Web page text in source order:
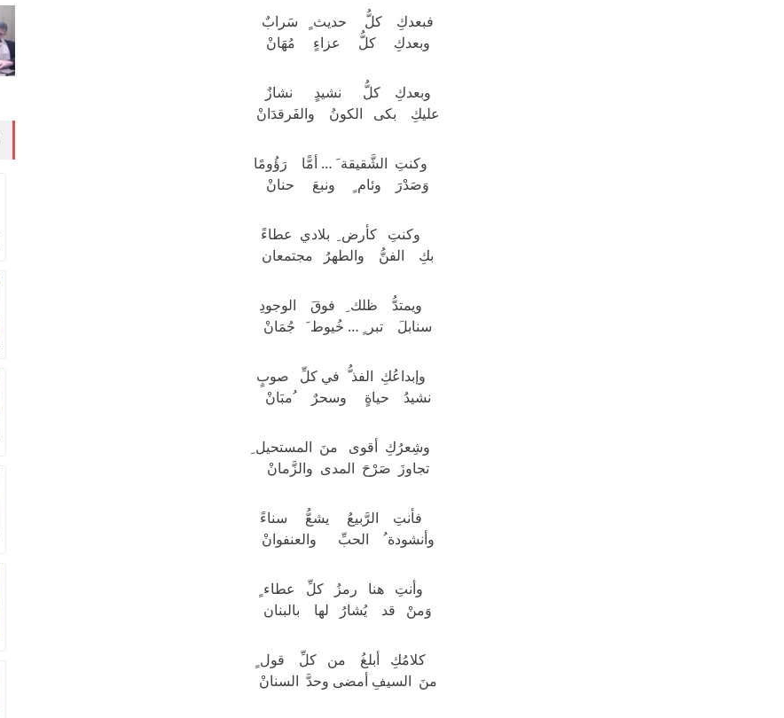
فبعدكِ كلُّ حديث ٍ سَرابٌ
وبعدكِ كلُّ عزاءٍ مُهَانْ
وبعدكِ كلُّ نشيدٍ نشازٌ
عليكِ بكى الكونُ والفَرقدَانْ
وكنتِ الشَّقيقة َ … أمًّا رَؤُومًا
وَصَدْرَ وئام ٍ ونبعَ حنانْ
وكنتِ كأرض ِ بلادي عطاءً
بكِ الفنُّ والطهرُ مجتمعان
ويمتدُّ ظلك ِ فوقَ الوجودِ
سنابلَ تبر ٍ … خُيوط َ جُمَانْ
وإبداعُكِ الفذ ُّ في كلِّ صوبٍ
نشيدُ حياةٍ وسحرٌ ُمبَانْ
وشِعرُكِ أقوى منَ المستحيل ِ
تجاوزَ صَرْحَ المدى والزَّمانْ
فأنتِ الرَّبيعُ يشعُّ سناءً
وأنشودة ُ الحبِّ والعنفوانْ
وأنتِ هنا رمزُ كلِّ عطاء ٍ
وَمنْ قد يُشارُ لها بالبنان
كلامُكِ أبلغُ من كلِّ قول ٍ
منَ السيفِ أمضى وحدَّ السنانْ